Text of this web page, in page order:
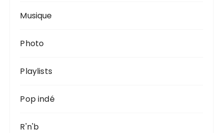
Musique
Photo
Playlists
Pop indé
R'n'b